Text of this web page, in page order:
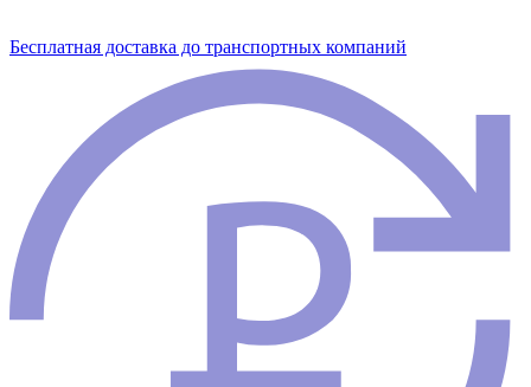
Бесплатная доставка до транспортных компаний